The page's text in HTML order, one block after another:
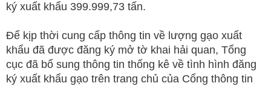
ký xuất khẩu 399.999,73 tấn.
Để kịp thời cung cấp thông tin về lượng gạo xuất
khẩu đã được đăng ký mở tờ khai hải quan, Tổng
cục đã bổ sung thông tin thống kê về tình hình đăng
ký xuất khẩu gạo trên trang chủ của Cổng thông tin